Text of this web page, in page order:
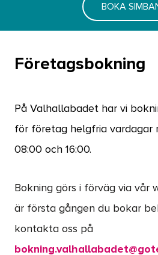
BOKA
Företagsbokning
På Valhallabadet har vi
för företag helgfria vardagar
08:00 och 16:00.
Bokning görs i förväg via vår
är första gången du bokar
kontakta oss på